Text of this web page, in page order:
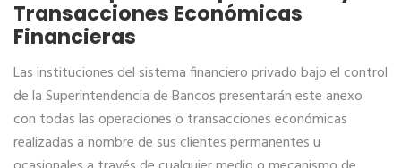
Transacciones Económicas
Financieras
Las instituciones del sistema financiero privado bajo el control
de la Superintendencia de Bancos presentarán este anexo
con todas las operaciones o transacciones económicas
realizadas a nombre de sus clientes permanentes u